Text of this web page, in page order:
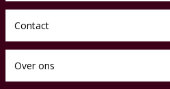
Contact
Over ons